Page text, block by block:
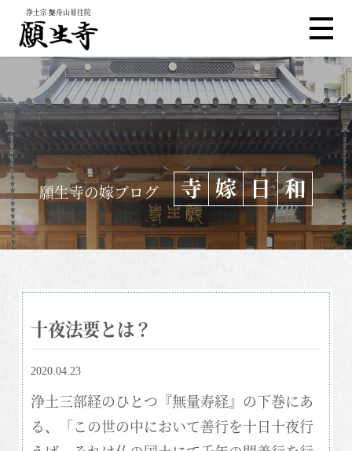
浄土宗 槃舟山易往院
願生寺の嫁ブログ 寺 嫁 日 和
十夜法要とは？
2020.04.23
浄土三部経のひとつ『無量寿経』の下巻にあ
る、「この世の中において善行を十日十夜行